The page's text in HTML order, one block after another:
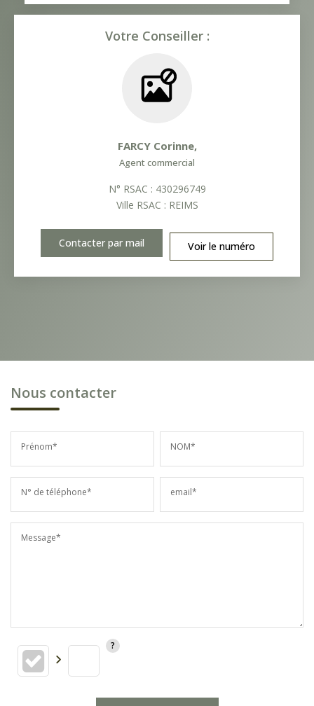
Votre Conseiller :
FARCY Corinne,
Agent commercial
N° RSAC : 430296749
Ville RSAC : REIMS
Contacter par mail Voir le numéro
Nous contacter
Prénom* NOM*
N° de téléphone* email*
Message*